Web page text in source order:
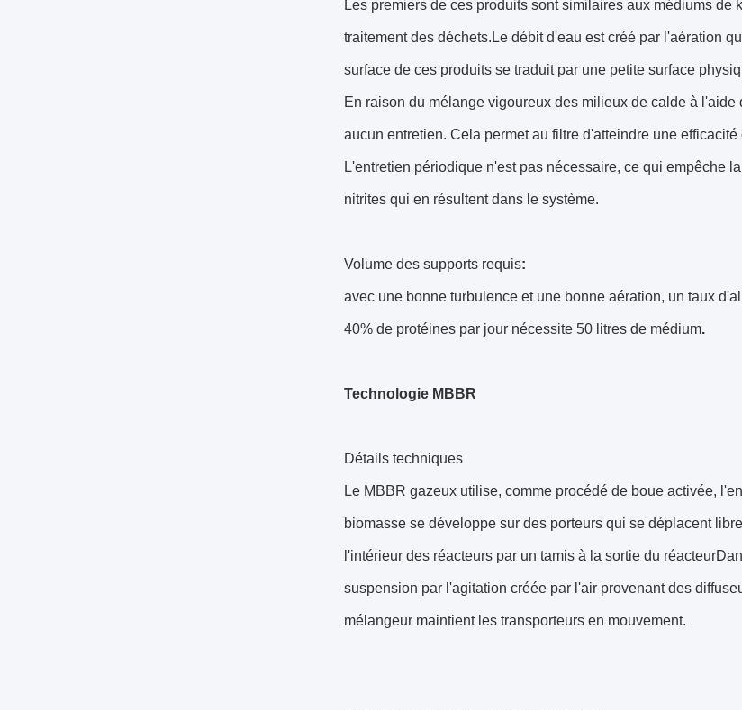
Les premiers de ces produits sont similaires aux médiums
traitement des déchets.Le débit d'eau est créé par l'aération
surface de ces produits se traduit par une petite surface
En raison du mélange vigoureux des milieux de calde à
aucun entretien. Cela permet au filtre d'atteindre une efficacité
L'entretien périodique n'est pas nécessaire, ce qui empêche
nitrites qui en résultent dans le système.
Volume des supports requis:
avec une bonne turbulence et une bonne aération, un taux
40% de protéines par jour nécessite 50 litres de médium.
Technologie MBBR
Détails techniques
Le MBBR gazeux utilise, comme procédé de boue activée,
biomasse se développe sur des porteurs qui se déplacent
l'intérieur des réacteurs par un tamis à la sortie du
suspension par l'agitation créée par l'air provenant des
mélangeur maintient les transporteurs en mouvement.